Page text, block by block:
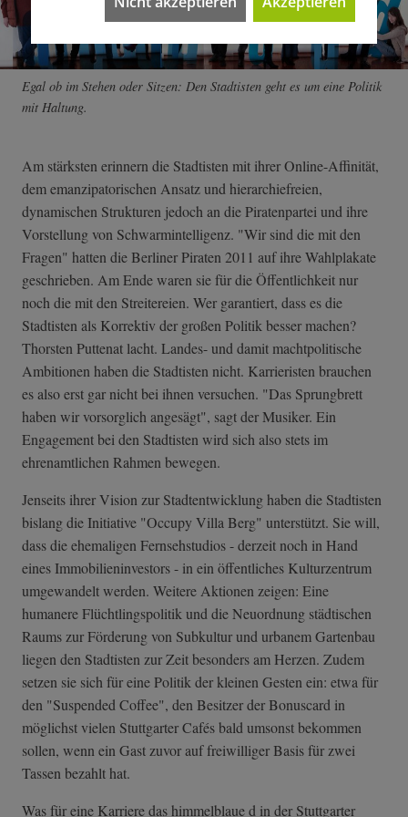
Egal ob im Stehen oder Sitzen: Den Stadtisten geht es um eine Politik
mit Haltung.
Am stärksten erinnern die Stadtisten mit ihrer Online-Affinität,
dem emanzipatorischen Ansatz und hierarchiefreien,
dynamischen Strukturen jedoch an die Piratenpartei und ihre
Vorstellung von Schwarmintelligenz. "Wir sind die mit den
Fragen" hatten die Berliner Piraten 2011 auf ihre Wahlplakate
geschrieben. Am Ende waren sie für die Öffentlichkeit nur
noch die mit den Streitereien. Wer garantiert, dass es die
Stadtisten als Korrektiv der großen Politik besser machen?
Thorsten Puttenat lacht. Landes- und damit machtpolitische
Ambitionen haben die Stadtisten nicht. Karrieristen brauchen
es also erst gar nicht bei ihnen versuchen. "Das Sprungbrett
haben wir vorsorglich angesägt", sagt der Musiker. Ein
Engagement bei den Stadtisten wird sich also stets im
ehrenamtlichen Rahmen bewegen.
Jenseits ihrer Vision zur Stadtentwicklung haben die Stadtisten
bislang die Initiative "Occupy Villa Berg" unterstützt. Sie will,
dass die ehemaligen Fernsehstudios - derzeit noch in Hand
eines Immobilieninvestors - in ein öffentliches Kulturzentrum
umgewandelt werden. Weitere Aktionen zeigen: Eine
humanere Flüchtlingspolitik und die Neuordnung städtischen
Raums zur Förderung von Subkultur und urbanem Gartenbau
liegen den Stadtisten zur Zeit besonders am Herzen. Zudem
setzen sie sich für eine Politik der kleinen Gesten ein: etwa für
den "Suspended Coffee", den Besitzer der Bonuscard in
möglichst vielen Stuttgarter Cafés bald umsonst bekommen
sollen, wenn ein Gast zuvor auf freiwilliger Basis für zwei
Tassen bezahlt hat.
Was für eine Karriere das himmelblaue d in der Stuttgarter